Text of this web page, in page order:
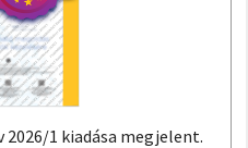
2026/1 kiadása megjelent.